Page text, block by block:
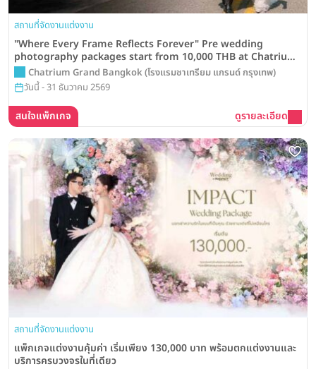
สถานที่จัดงานแต่งงาน
"Where Every Frame Reflects Forever" Pre wedding
photography packages start from 10,000 THB at Chatrium
Grand Bangkok
Chatrium Grand Bangkok (โรงแรมชาเทรียม แกรนด์ กรุงเทพ)
วันนี้ - 31 ธันวาคม 2569
สนใจแพ็กเกจ ดูรายละเอียด
สถานที่จัดงานแต่งงาน
แพ็กเกจแต่งงานคุ้มค่า เริ่มเพียง 130,000 บาท พร้อมตกแต่งงานและ
บริการครบวงจรในที่เดียว